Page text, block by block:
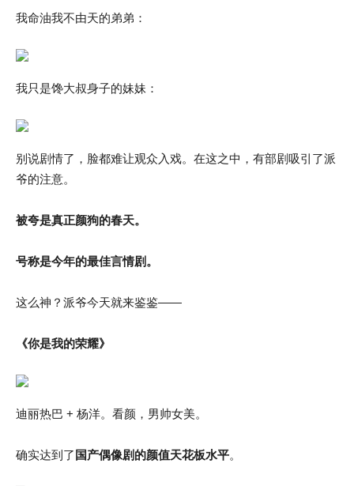
我命油我不由天的弟弟：
我只是馋大叔身子的妹妹：
别说剧情了，脸都难让观众入戏。在这之中，有部剧吸引了派
爷的注意。
被夸是真正颜狗的春天。
号称是今年的最佳言情剧。
这么神？派爷今天就来鉴鉴——
《你是我的荣耀》
迪丽热巴 + 杨洋。看颜，男帅女美。
确实达到了 国产偶像剧的颜值天花板水平。